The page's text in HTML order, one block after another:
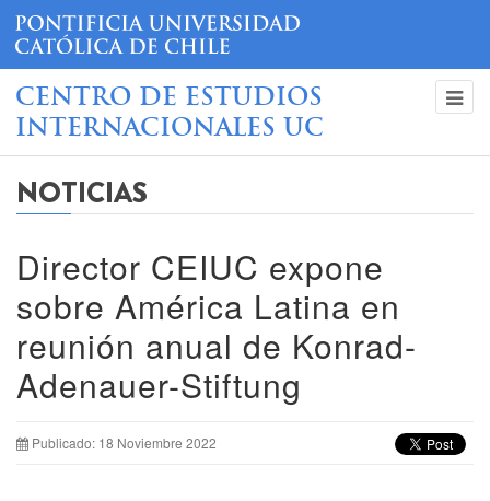
CENTRO DE ESTUDIOS
INTERNACIONALES UC
NOTICIAS
Director CEIUC expone
sobre América Latina en
reunión anual de Konrad-
Adenauer-Stiftung
Publicado: 18 Noviembre 2022